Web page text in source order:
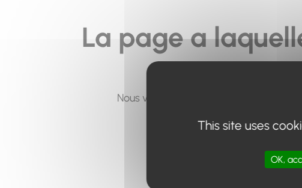
La page a
Nous vous invitons à utiliser le moteur
This site uses
OK,